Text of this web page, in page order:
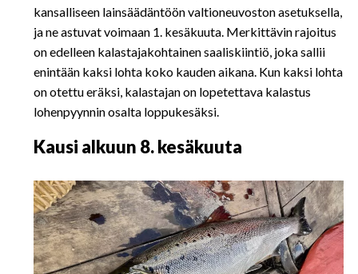
kansalliseen lainsäädäntöön valtioneuvoston asetuksella,
ja ne astuvat voimaan 1. kesäkuuta. Merkittävin rajoitus
on edelleen kalastajakohtainen saaliskiintiö, joka sallii
enintään kaksi lohta koko kauden aikana. Kun kaksi lohta
on otettu eräksi, kalastajan on lopetettava kalastus
lohenpyynnin osalta loppukesäksi.
Kausi alkuun 8. kesäkuuta